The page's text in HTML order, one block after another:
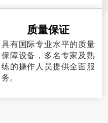
质量保证
具有国际专业水平的质量
保障设备，多名专家及熟
练的操作人员提供全面服
务。